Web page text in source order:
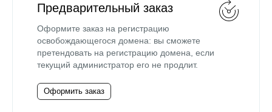
Предварительный заказ
Оформите заказ на регистрацию
освобождающегося домена: вы сможете
претендовать на регистрацию домена, если
текущий администратор его не продлит.
Оформить заказ